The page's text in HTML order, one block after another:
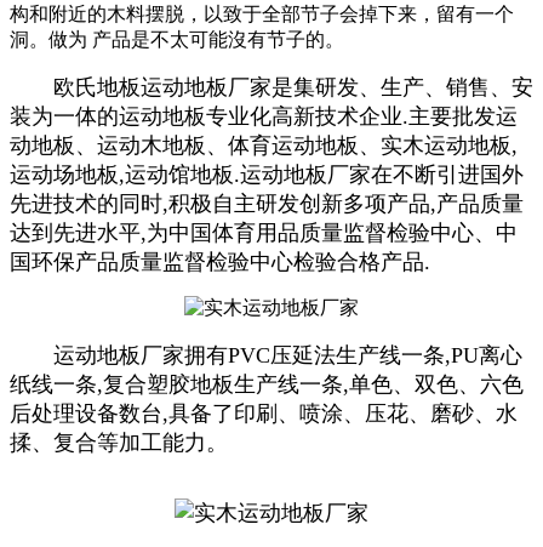
构和附近的木料摆脱，以致于全部节子会掉下来，留有一个
洞。做为 产品是不太可能沒有节子的。
欧氏地板运动地板厂家是集研发、生产、销售、安
装为一体的运动地板专业化高新技术企业.主要批发运
动地板、运动木地板、体育运动地板、实木运动地板,
运动场地板,运动馆地板.运动地板厂家在不断引进国外
先进技术的同时,积极自主研发创新多项产品,产品质量
达到先进水平,为中国体育用品质量监督检验中心、中
国环保产品质量监督检验中心检验合格产品.
运动地板厂家拥有PVC压延法生产线一条,PU离心
纸线一条,复合塑胶地板生产线一条,单色、双色、六色
后处理设备数台,具备了印刷、喷涂、压花、磨砂、水
揉、复合等加工能力。